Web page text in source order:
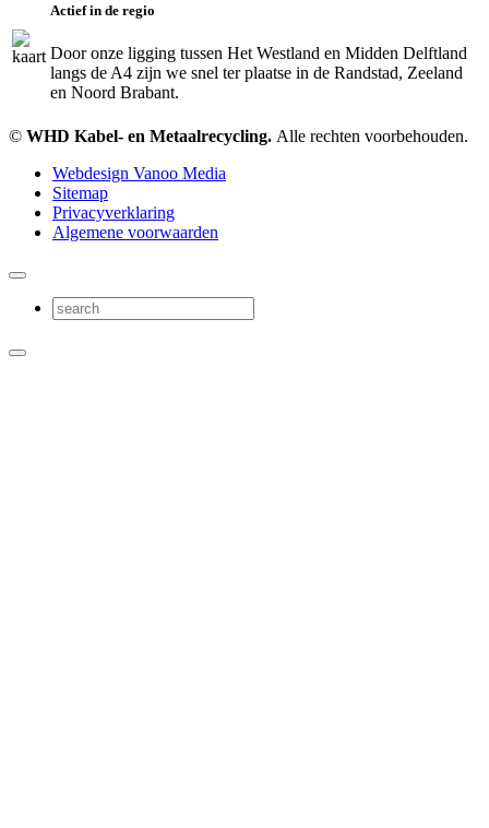
Actief in de regio
Door onze ligging tussen Het Westland en Midden Delftland
langs de A4 zijn we snel ter plaatse in de Randstad, Zeeland
en Noord Brabant.
© WHD Kabel- en Metaalrecycling. Alle rechten voorbehouden.
Webdesign Vanoo Media
Sitemap
Privacyverklaring
Algemene voorwaarden